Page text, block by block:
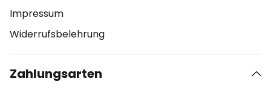
Impressum
Widerrufsbelehrung
Zahlungsarten